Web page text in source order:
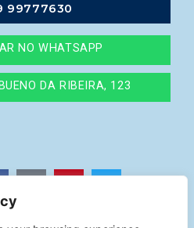
99777630
NO WHATSAPP
DA RIBEIRA, 123